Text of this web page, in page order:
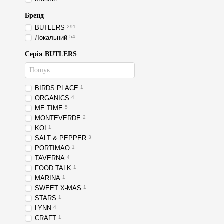
Бренд
BUTLERS 291
Локальний 54
Серія BUTLERS
BIRDS PLACE 1
ORGANICS 4
ME TIME 5
MONTEVERDE 2
KOI 1
SALT & PEPPER 3
PORTIMAO 1
TAVERNA 4
FOOD TALK 1
MARINA 1
SWEET X-MAS 1
STARS 1
LYNN 4
CRAFT 1